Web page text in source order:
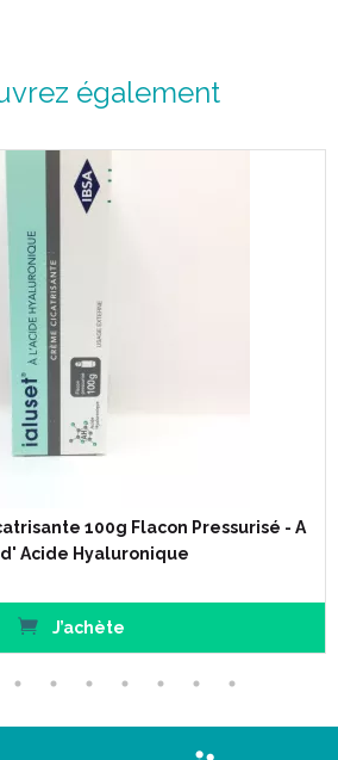
également
100g Flacon Pressurisé - A
d' Acide Hyaluronique
J’achète